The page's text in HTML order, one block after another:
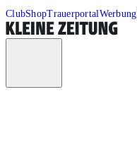
ClubShopTrauerportalWerbung